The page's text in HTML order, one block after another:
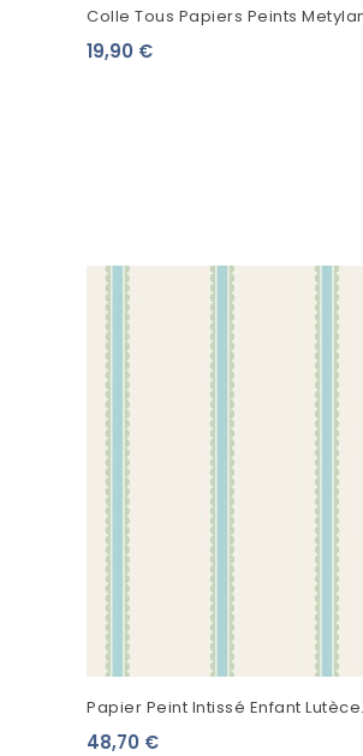
Colle Tous Papiers Peints
Expert
19,90 €
Papier Peint Intissé Enfant Lutèce
Imagine Bobbin Stripe Bleu
48,70 €